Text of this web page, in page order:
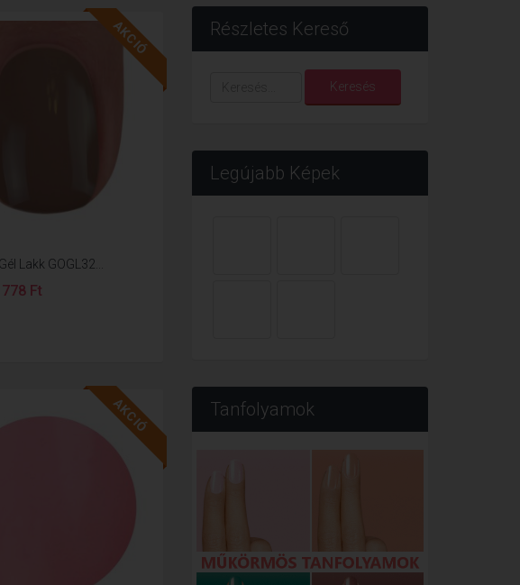
AKCIÓ
Lakk GOGL32...
Ft
AKCIÓ
Részletes Kereső
Keresés
Legújabb Képek
Tanfolyamok